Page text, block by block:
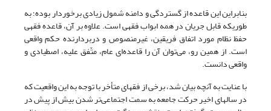
بنابراین این قاعده از گستردگی و دامنه شمول زیادی برخوردار بوده؛ به
طوریکه قابل جریان در همه ابواب فقهی است. علاوه بر آن، قاعده فقهی
حفظ نظام مورد اتفاق فریقین، غیرمنصوص و دربردارنده حکم واقعی
است. از همین رو، می‌توان آن را قاعده‌ای عام، متّفق علیه، اصطیادی و
واقعی دانست.
با عنایت به آنچه بیان شد، برخی از فقهای متأخر با توجه به این واقعیت که
در سالهای اخیر حرکت جامعه به سمت اجتماعی‌تر شدن بیش از پیش در